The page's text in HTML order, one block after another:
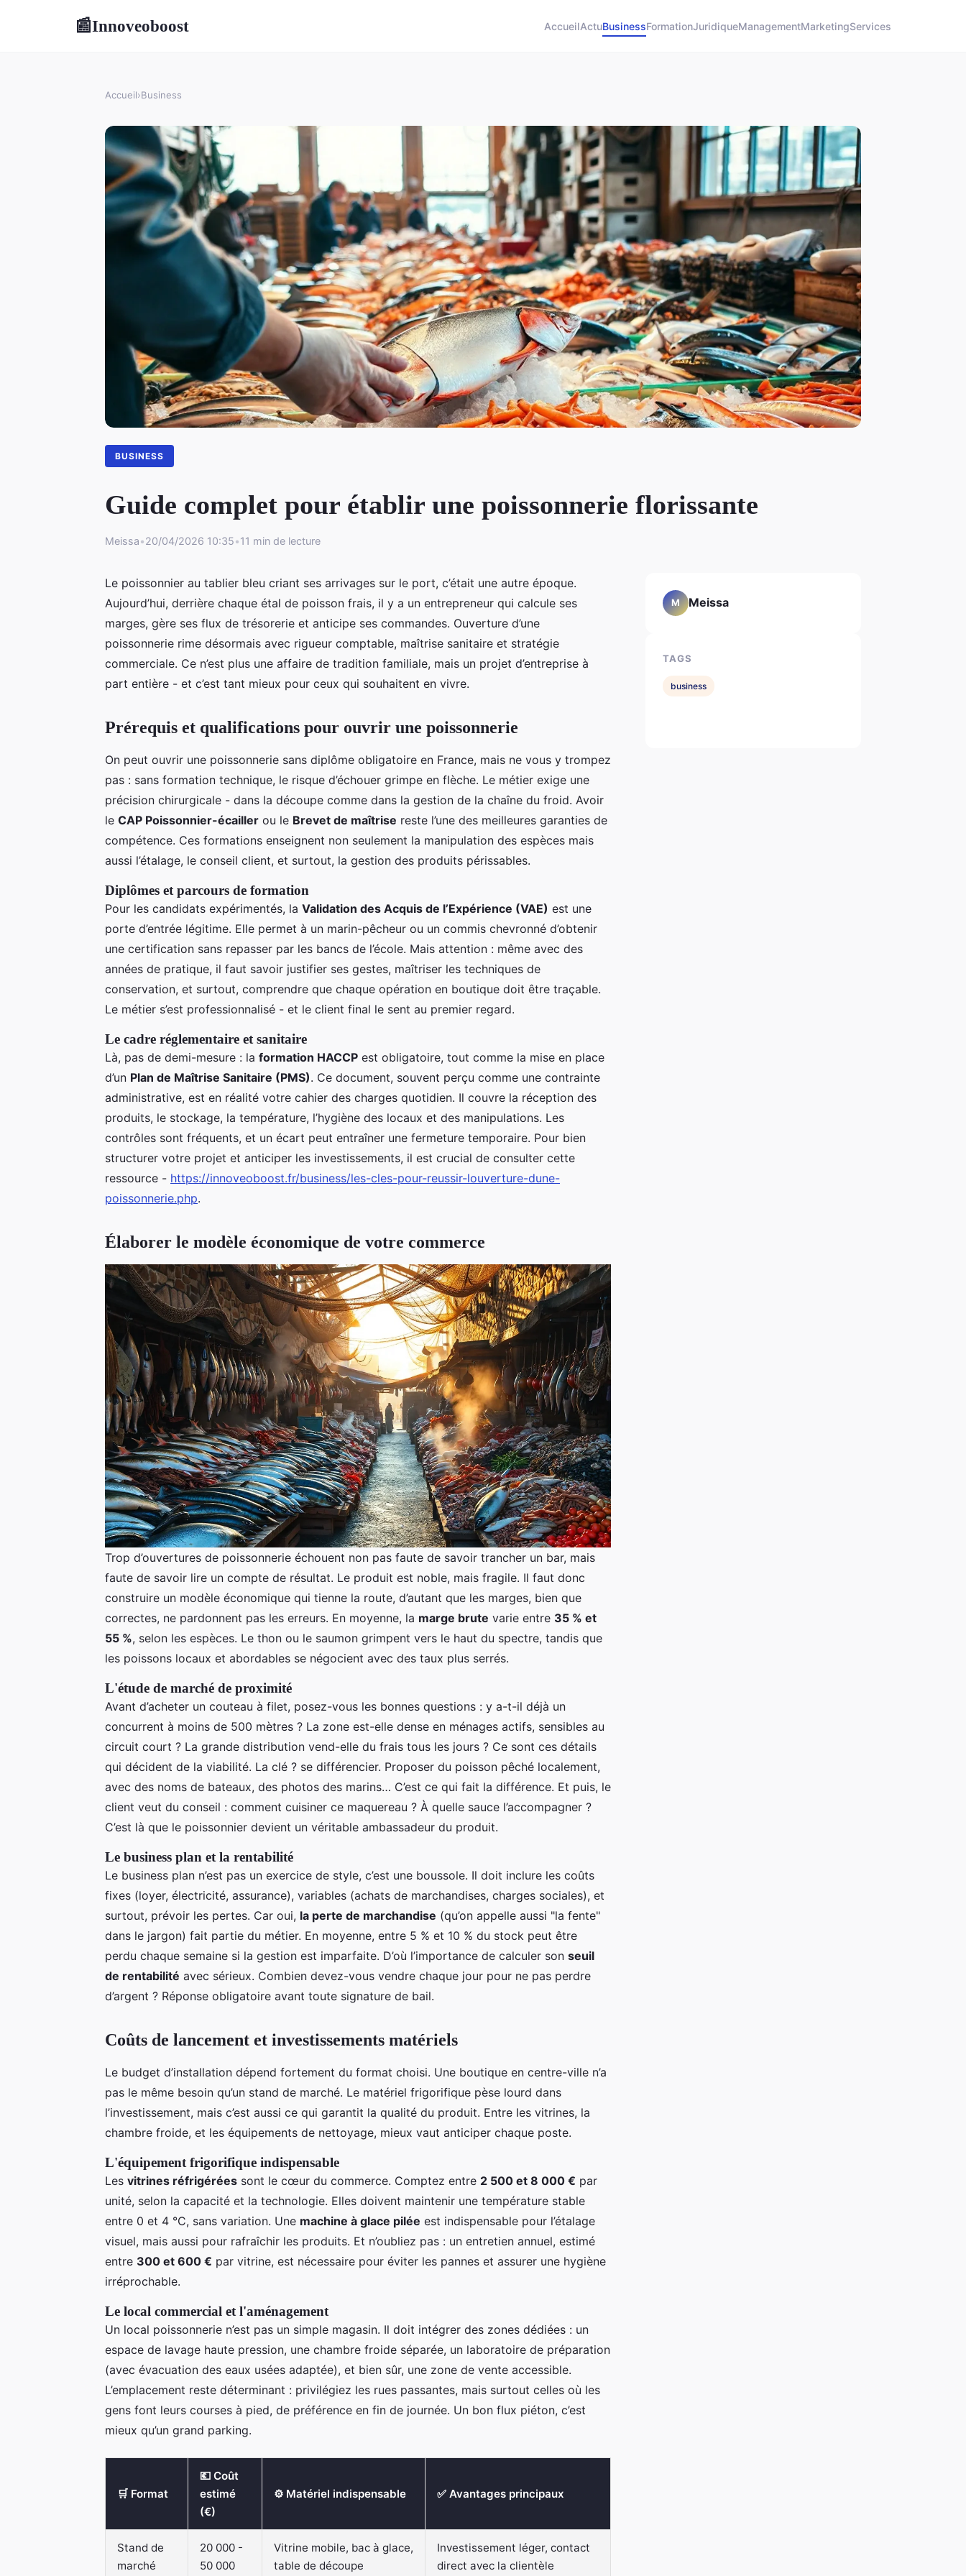
📰Innoveoboost AccueilActuBusinessFormationJuridiqueManagementMarketingServices
Accueil›Business
BUSINESS
Guide complet pour établir une poissonnerie florissante
Meissa•20/04/2026 10:35•11 min de lecture
Le poissonnier au tablier bleu criant ses arrivages sur le port, c’était une autre époque.
Aujourd’hui, derrière chaque étal de poisson frais, il y a un entrepreneur qui calcule ses
marges, gère ses flux de trésorerie et anticipe ses commandes. Ouverture d’une
poissonnerie rime désormais avec rigueur comptable, maîtrise sanitaire et stratégie
commerciale. Ce n’est plus une affaire de tradition familiale, mais un projet d’entreprise à
part entière - et c’est tant mieux pour ceux qui souhaitent en vivre.
Prérequis et qualifications pour ouvrir une poissonnerie
On peut ouvrir une poissonnerie sans diplôme obligatoire en France, mais ne vous y trompez
pas : sans formation technique, le risque d’échouer grimpe en flèche. Le métier exige une
précision chirurgicale - dans la découpe comme dans la gestion de la chaîne du froid. Avoir
le CAP Poissonnier-écailler ou le Brevet de maîtrise reste l’une des meilleures garanties de
compétence. Ces formations enseignent non seulement la manipulation des espèces mais
aussi l’étalage, le conseil client, et surtout, la gestion des produits périssables.
Diplômes et parcours de formation
Pour les candidats expérimentés, la Validation des Acquis de l’Expérience (VAE) est une
porte d’entrée légitime. Elle permet à un marin-pêcheur ou un commis chevronné d’obtenir
une certification sans repasser par les bancs de l’école. Mais attention : même avec des
années de pratique, il faut savoir justifier ses gestes, maîtriser les techniques de
conservation, et surtout, comprendre que chaque opération en boutique doit être traçable.
Le métier s’est professionnalisé - et le client final le sent au premier regard.
Le cadre réglementaire et sanitaire
Là, pas de demi-mesure : la formation HACCP est obligatoire, tout comme la mise en place
d’un Plan de Maîtrise Sanitaire (PMS). Ce document, souvent perçu comme une contrainte
administrative, est en réalité votre cahier des charges quotidien. Il couvre la réception des
produits, le stockage, la température, l’hygiène des locaux et des manipulations. Les
contrôles sont fréquents, et un écart peut entraîner une fermeture temporaire. Pour bien
structurer votre projet et anticiper les investissements, il est crucial de consulter cette
ressource - https://innoveoboost.fr/business/les-cles-pour-reussir-louverture-dune-
poissonnerie.php.
Élaborer le modèle économique de votre commerce
Trop d’ouvertures de poissonnerie échouent non pas faute de savoir trancher un bar, mais
faute de savoir lire un compte de résultat. Le produit est noble, mais fragile. Il faut donc
construire un modèle économique qui tienne la route, d’autant que les marges, bien que
correctes, ne pardonnent pas les erreurs. En moyenne, la marge brute varie entre 35 % et
55 %, selon les espèces. Le thon ou le saumon grimpent vers le haut du spectre, tandis que
les poissons locaux et abordables se négocient avec des taux plus serrés.
L'étude de marché de proximité
Avant d’acheter un couteau à filet, posez-vous les bonnes questions : y a-t-il déjà un
concurrent à moins de 500 mètres ? La zone est-elle dense en ménages actifs, sensibles au
circuit court ? La grande distribution vend-elle du frais tous les jours ? Ce sont ces détails
qui décident de la viabilité. La clé ? se différencier. Proposer du poisson pêché localement,
avec des noms de bateaux, des photos des marins… C’est ce qui fait la différence. Et puis, le
client veut du conseil : comment cuisiner ce maquereau ? À quelle sauce l’accompagner ?
C’est là que le poissonnier devient un véritable ambassadeur du produit.
Le business plan et la rentabilité
Le business plan n’est pas un exercice de style, c’est une boussole. Il doit inclure les coûts
fixes (loyer, électricité, assurance), variables (achats de marchandises, charges sociales), et
surtout, prévoir les pertes. Car oui, la perte de marchandise (qu’on appelle aussi "la fente"
dans le jargon) fait partie du métier. En moyenne, entre 5 % et 10 % du stock peut être
perdu chaque semaine si la gestion est imparfaite. D’où l’importance de calculer son seuil
de rentabilité avec sérieux. Combien devez-vous vendre chaque jour pour ne pas perdre
d’argent ? Réponse obligatoire avant toute signature de bail.
Coûts de lancement et investissements matériels
Le budget d’installation dépend fortement du format choisi. Une boutique en centre-ville n’a
pas le même besoin qu’un stand de marché. Le matériel frigorifique pèse lourd dans
l’investissement, mais c’est aussi ce qui garantit la qualité du produit. Entre les vitrines, la
chambre froide, et les équipements de nettoyage, mieux vaut anticiper chaque poste.
L'équipement frigorifique indispensable
Les vitrines réfrigérées sont le cœur du commerce. Comptez entre 2 500 et 8 000 € par
unité, selon la capacité et la technologie. Elles doivent maintenir une température stable
entre 0 et 4 °C, sans variation. Une machine à glace pilée est indispensable pour l’étalage
visuel, mais aussi pour rafraîchir les produits. Et n’oubliez pas : un entretien annuel, estimé
entre 300 et 600 € par vitrine, est nécessaire pour éviter les pannes et assurer une hygiène
irréprochable.
Le local commercial et l'aménagement
Un local poissonnerie n’est pas un simple magasin. Il doit intégrer des zones dédiées : un
espace de lavage haute pression, une chambre froide séparée, un laboratoire de préparation
(avec évacuation des eaux usées adaptée), et bien sûr, une zone de vente accessible.
L’emplacement reste déterminant : privilégiez les rues passantes, mais surtout celles où les
gens font leurs courses à pied, de préférence en fin de journée. Un bon flux piéton, c’est
mieux qu’un grand parking.
🛒 Format
💶 Coût
estimé
(€)
⚙️ Matériel indispensable ✅ Avantages principaux
Stand de
marché
20 000 -
50 000
Vitrine mobile, bac à glace,
table de découpe
Investissement léger, contact
direct avec la clientèle
M Meissa
TAGS
business